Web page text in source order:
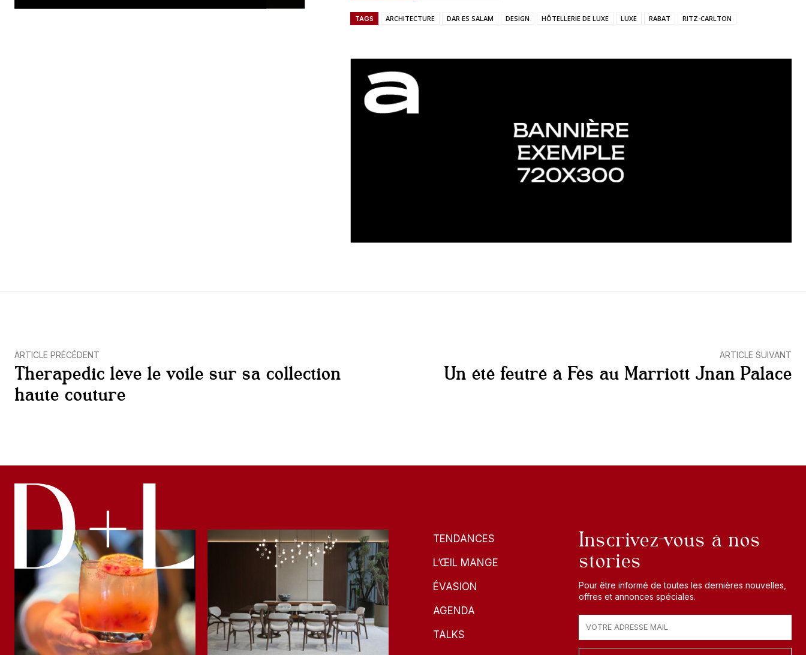
TAGS ARCHITECTURE DAR ES SALAM DESIGN HÔTELLERIE DE LUXE LUXE RABAT RITZ-CARLTON
ARTICLE PRÉCÉDENT
Therapedic lève le voile sur sa collection
haute couture
ARTICLE SUIVANT
Un été feutré à Fès au Marriott Jnan Palace
TENDANCES
L’ŒIL MANGE
ÉVASION
AGENDA
TALKS
Inscrivez-vous à nos
stories
Pour être informé de toutes les dernières nouvelles,
offres et annonces spéciales.